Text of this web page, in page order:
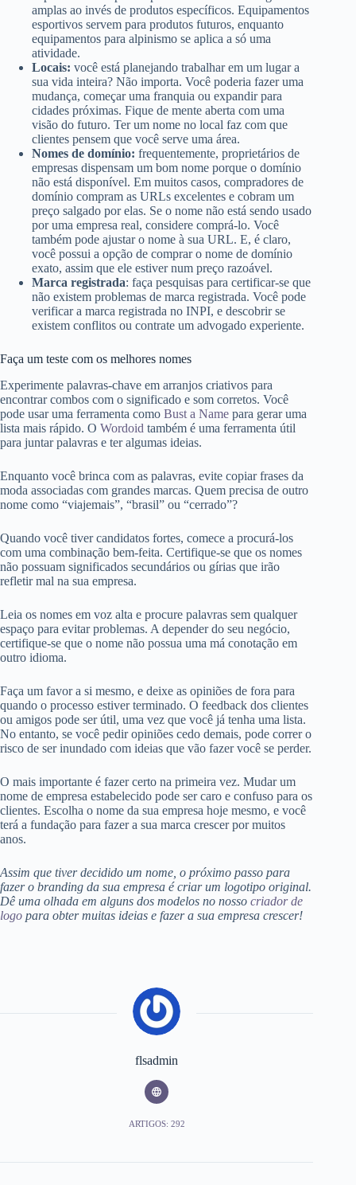
amplas ao invés de produtos específicos. Equipamentos
esportivos servem para produtos futuros, enquanto
equipamentos para alpinismo se aplica a só uma
atividade.
Locais: você está planejando trabalhar em um lugar a
sua vida inteira? Não importa. Você poderia fazer uma
mudança, começar uma franquia ou expandir para
cidades próximas. Fique de mente aberta com uma
visão do futuro. Ter um nome no local faz com que
clientes pensem que você serve uma área.
Nomes de domínio: frequentemente, proprietários de
empresas dispensam um bom nome porque o domínio
não está disponível. Em muitos casos, compradores de
domínio compram as URLs excelentes e cobram um
preço salgado por elas. Se o nome não está sendo usado
por uma empresa real, considere comprá-lo. Você
também pode ajustar o nome à sua URL. E, é claro,
você possui a opção de comprar o nome de domínio
exato, assim que ele estiver num preço razoável.
Marca registrada: faça pesquisas para certificar-se que
não existem problemas de marca registrada. Você pode
verificar a marca registrada no INPI, e descobrir se
existem conflitos ou contrate um advogado experiente.
Faça um teste com os melhores nomes
Experimente palavras-chave em arranjos criativos para
encontrar combos com o significado e som corretos. Você
pode usar uma ferramenta como Bust a Name para gerar uma
lista mais rápido. O Wordoid também é uma ferramenta útil
para juntar palavras e ter algumas ideias.
Enquanto você brinca com as palavras, evite copiar frases da
moda associadas com grandes marcas. Quem precisa de outro
nome como “viajemais”, “brasil” ou “cerrado”?
Quando você tiver candidatos fortes, comece a procurá-los
com uma combinação bem-feita. Certifique-se que os nomes
não possuam significados secundários ou gírias que irão
refletir mal na sua empresa.
Leia os nomes em voz alta e procure palavras sem qualquer
espaço para evitar problemas. A depender do seu negócio,
certifique-se que o nome não possua uma má conotação em
outro idioma.
Faça um favor a si mesmo, e deixe as opiniões de fora para
quando o processo estiver terminado. O feedback dos clientes
ou amigos pode ser útil, uma vez que você já tenha uma lista.
No entanto, se você pedir opiniões cedo demais, pode correr o
risco de ser inundado com ideias que vão fazer você se perder.
O mais importante é fazer certo na primeira vez. Mudar um
nome de empresa estabelecido pode ser caro e confuso para os
clientes. Escolha o nome da sua empresa hoje mesmo, e você
terá a fundação para fazer a sua marca crescer por muitos
anos.
Assim que tiver decidido um nome, o próximo passo para
fazer o branding da sua empresa é criar um logotipo original.
Dê uma olhada em alguns dos modelos no nosso criador de
logo para obter muitas ideias e fazer a sua empresa crescer!
flsadmin
ARTIGOS: 292